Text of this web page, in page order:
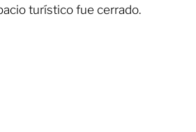
turístico fue cerrado.